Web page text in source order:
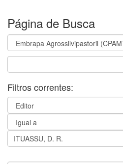
Página de Busca
Filtros correntes: